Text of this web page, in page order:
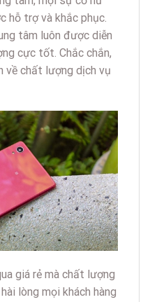
hỗ trợ và khắc phục.
tâm luôn được diễn
cực tốt. Chắc chắn,
về chất lượng dịch vụ
giá rẻ mà chất lượng
lòng mọi khách hàng